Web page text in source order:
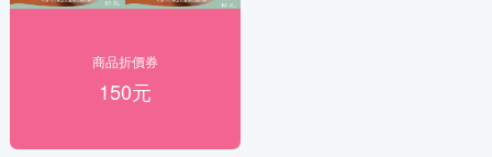
商品折價券
150元